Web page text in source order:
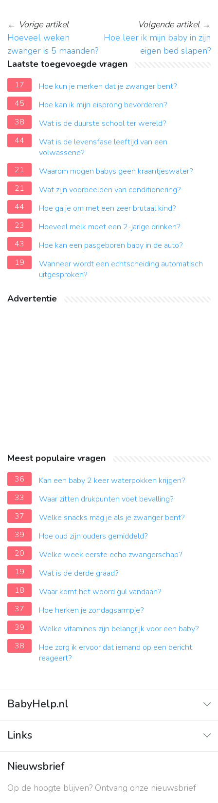
← Vorige artikel
Hoeveel weken
zwanger is 5 maanden?
Volgende artikel→
Hoe leer ik mijn baby in zijn
eigen bed slapen?
Laatste toegevoegde vragen
17
Hoe kun je merken dat je zwanger bent?
45
Hoe kan ik mijn eisprong bevorderen?
38
Wat is de duurste school ter wereld?
44
Wat is de levensfase leeftijd van een
volwassene?
21
Waarom mogen babys geen kraantjeswater?
21
Wat zijn voorbeelden van conditionering?
44
Hoe ga je om met een zeer brutaal kind?
23
Hoeveel melk moet een 2-jarige drinken?
43
Hoe kan een pasgeboren baby in de auto?
19
Wanneer wordt een echtscheiding automatisch
uitgesproken?
Advertentie
Meest populaire vragen
36
Kan een baby 2 keer waterpokken krijgen?
33
Waar zitten drukpunten voet bevalling?
37
Welke snacks mag je als je zwanger bent?
39
Hoe oud zijn ouders gemiddeld?
20
Welke week eerste echo zwangerschap?
19
Wat is de derde graad?
18
Waar komt het woord gul vandaan?
37
Hoe herken je zondagsarmpje?
39
Welke vitamines zijn belangrijk voor een baby?
38
Hoe zorg ik ervoor dat iemand op een bericht
reageert?
BabyHelp.nl
Vraag & Antwoord
Links
Contact
Over ons
Nieuwsbrief
Op de hoogte blijven? Ontvang onze nieuwsbrief